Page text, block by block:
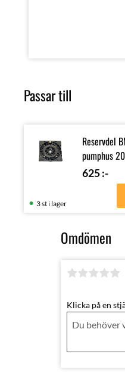
Passar till
Reservdel
pumphus
625:-
3 st i lager
Omdömen
Klicka på en